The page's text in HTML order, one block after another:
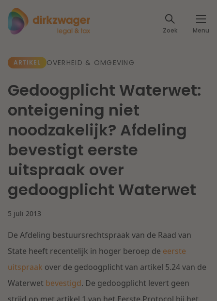
Zoek Menu
Expertises
Fiscaal
Arbeid & Pensioen
IT & Privacy
IE & Innovatie
Herstructurering & Insolventie
Energie
Zorg & Sociaal domein
Lees meer
Dichtbij een toekomstbestendige zorg
Dichtbij de kansen en uitdagingen in de
Artikelen
Klantcases
Events
Specialisten
Over ons
Over Dirkzwager
Internationale partners
Nieuws
Werken bij
Contact
Nederlands
ARTIKEL OVERHEID & OMGEVING
Gedoogplicht Waterwet:
onteigening niet
noodzakelijk? Afdeling
bevestigt eerste
uitspraak over
gedoogplicht Waterwet
5 juli 2013
De Afdeling bestuursrechtspraak van de Raad van
State heeft recentelijk in hoger beroep de eerste
uitspraak over de gedoogplicht van artikel 5.24 van de
Waterwet bevestigd. De gedoogplicht levert geen